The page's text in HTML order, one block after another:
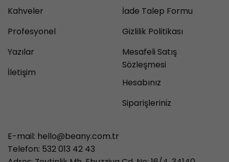
Kahveler
Profesyonel
Yazılar
İletişim
İade Talep Formu
Gizlilik Politikası
Mesafeli Satış
Sözleşmesi
Hesabınız
Siparişleriniz
E-mail: hello@beany.com.tr
Telefon: 532 013 42 43